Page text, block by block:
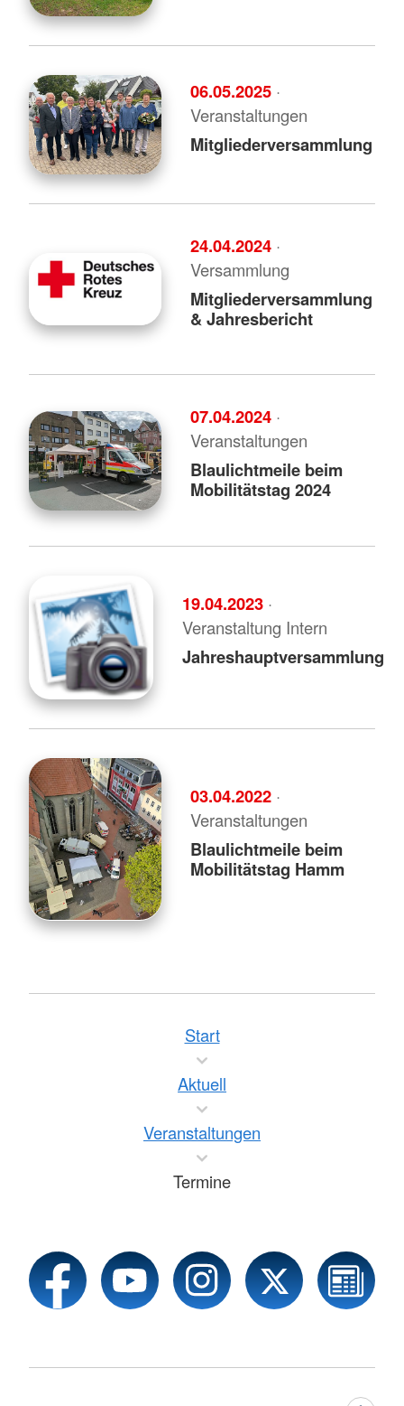
06.05.2025 ·
Veranstaltungen
Mitgliederversammlung
24.04.2024 ·
Versammlung
Mitgliederversammlung
& Jahresbericht
07.04.2024 ·
Veranstaltungen
Blaulichtmeile beim
Mobilitätstag 2024
19.04.2023 ·
Veranstaltung Intern
Jahreshauptversammlung
03.04.2022 ·
Veranstaltungen
Blaulichtmeile beim
Mobilitätstag Hamm
Start
Aktuell
Veranstaltungen
Termine